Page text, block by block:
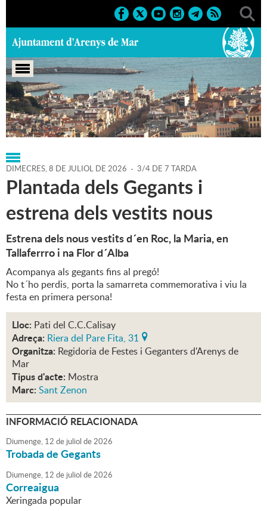
Portada > Agenda > 08-07-2026
DIMECRES,8 DE JULIOL DE 2026 - 3/4 DE 7 TARDA
Plantada dels Gegants i
estrena dels vestits nous
Estrena dels nous vestits d´en Roc, la Maria, en
Tallaferrro i na Flor d´Alba
Acompanya als gegants fins al pregó!
No t´ho perdis, porta la samarreta commemorativa i viu la
festa en primera persona!
Lloc: Pati del C.C.Calisay
Adreça: Riera del Pare Fita, 31
Organitza: Regidoria de Festes i Geganters d'Arenys de
Mar
Tipus d'acte: Mostra
Marc: Sant Zenon
INFORMACIÓ RELACIONADA
Diumenge, 12 de juliol de2026
Trobada de Gegants
Diumenge, 12 de juliol de2026
Correaigua
Xeringada popular